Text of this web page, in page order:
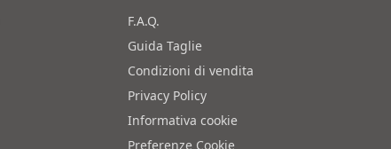
F.A.Q.
Guida Taglie
Condizioni di vendita
Privacy Policy
Informativa cookie
Preferenze Cookie